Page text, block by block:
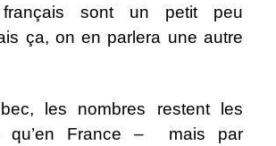
français sont un petit peu
ça, on en parlera une autre
les nombres restent les
qu’en France – mais par